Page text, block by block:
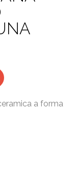
a forma